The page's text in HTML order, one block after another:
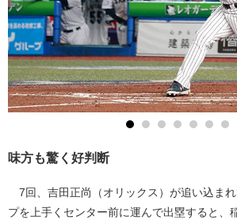
味方も驚く好判断
7回、吉田正尚（オリックス）が追い込ま
プを上手くセンター前に運んで出塁すると、